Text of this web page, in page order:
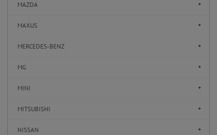
MAZDA
MAXUS
MERCEDES-BENZ
MG
MINI
MITSUBISHI
NISSAN